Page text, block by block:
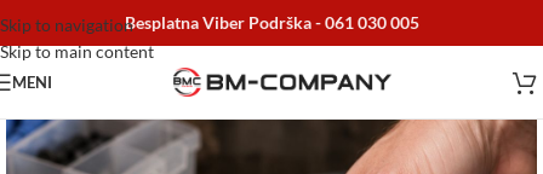
Skip to navigation
Skip to main content
Besplatna Viber Podrška -061 030 005
MENI